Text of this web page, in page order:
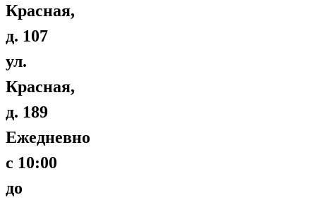
Красная,
д. 107
ул.
Красная,
д. 189
Ежедневно
с 10:00
до